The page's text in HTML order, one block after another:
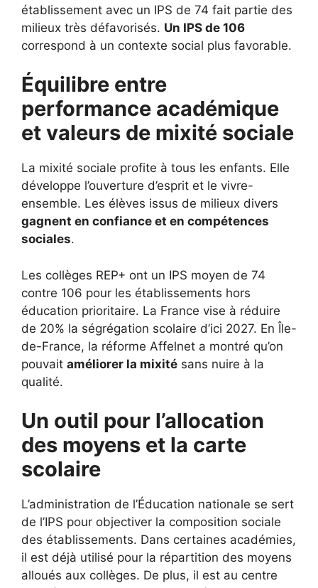
établissement avec un IPS de 74 fait partie des
milieux très défavorisés. Un IPS de 106
correspond à un contexte social plus favorable.
Équilibre entre
performance académique
et valeurs de mixité sociale
La mixité sociale profite à tous les enfants. Elle
développe l’ouverture d’esprit et le vivre-
ensemble. Les élèves issus de milieux divers
gagnent en confiance et en compétences
sociales.
Les collèges REP+ ont un IPS moyen de 74
contre 106 pour les établissements hors
éducation prioritaire. La France vise à réduire
de 20% la ségrégation scolaire d’ici 2027. En Île-
de-France, la réforme Affelnet a montré qu’on
pouvait améliorer la mixité sans nuire à la
qualité.
Un outil pour l’allocation
des moyens et la carte
scolaire
L’administration de l’Éducation nationale se sert
de l’IPS pour objectiver la composition sociale
des établissements. Dans certaines académies,
il est déjà utilisé pour la répartition des moyens
alloués aux collèges. De plus, il est au centre